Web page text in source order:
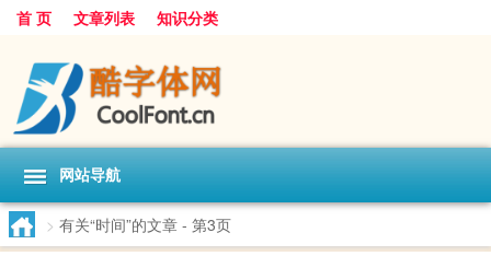
首 页 文章列表 知识分类
网站导航
> 有关“时间”的文章 - 第3页